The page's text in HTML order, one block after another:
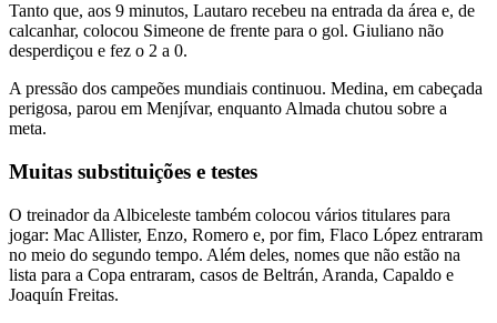
Tanto que, aos 9 minutos, Lautaro recebeu na entrada da área e, de
calcanhar, colocou Simeone de frente para o gol. Giuliano não
desperdiçou e fez o 2 a 0.
A pressão dos campeões mundiais continuou. Medina, em cabeçada
perigosa, parou em Menjívar, enquanto Almada chutou sobre a
meta.
Muitas substituições e testes
O treinador da Albiceleste também colocou vários titulares para
jogar: Mac Allister, Enzo, Romero e, por fim, Flaco López entraram
no meio do segundo tempo. Além deles, nomes que não estão na
lista para a Copa entraram, casos de Beltrán, Aranda, Capaldo e
Joaquín Freitas.